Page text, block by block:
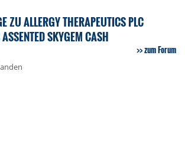
ZU ALLERGY THERAPEUTICS PLC
SKYGEM CASH
zum Forum